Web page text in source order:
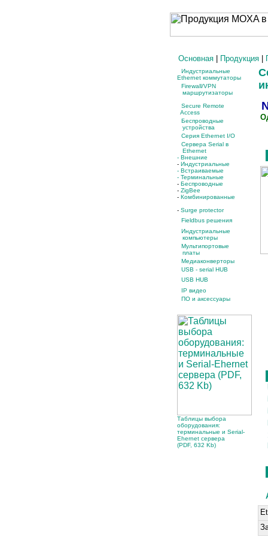
Основная Продукция
Индустриальные
Ethernet коммутаторы
Firewall/VPN
маршрутизаторы
Secure Remote
Access
Беспроводные
устройства
Серия Ethernet I/O
Сервера Serial в
Ethernet
- Внешние
- Индустриальные
- Встраиваемые
- Терминальные
- Беспроводные
- ZigBee
- Комбинированные
- Surge protector
Fieldbus решения
Индустриальные
компьютеры
Мультипортовые
платы
Медиаконверторы
USB - serial HUB
USB HUB
IP видео
ПО и аксессуары
Таблицы выбора
оборудования:
терминальные и Serial-
Ehernet сервера
(PDF, 632 Kb)